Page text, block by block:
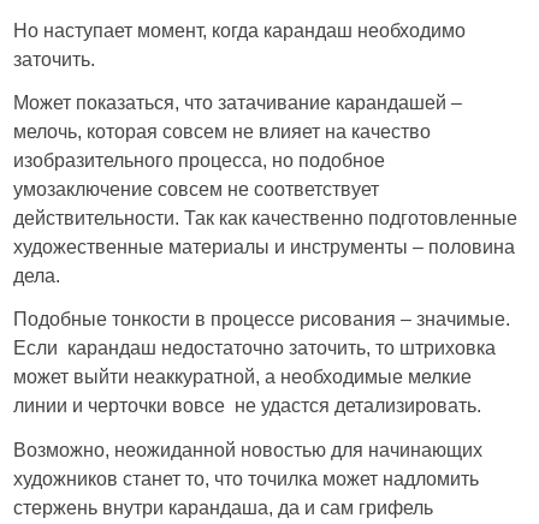
Но наступает момент, когда карандаш необходимо
заточить.
Может показаться, что затачивание карандашей –
мелочь, которая совсем не влияет на качество
изобразительного процесса, но подобное
умозаключение совсем не соответствует
действительности. Так как качественно подготовленные
художественные материалы и инструменты – половина
дела.
Подобные тонкости в процессе рисования – значимые.
Если карандаш недостаточно заточить, то штриховка
может выйти неаккуратной, а необходимые мелкие
линии и черточки вовсе не удастся детализировать.
Возможно, неожиданной новостью для начинающих
художников станет то, что точилка может надломить
стержень внутри карандаша, да и сам грифель